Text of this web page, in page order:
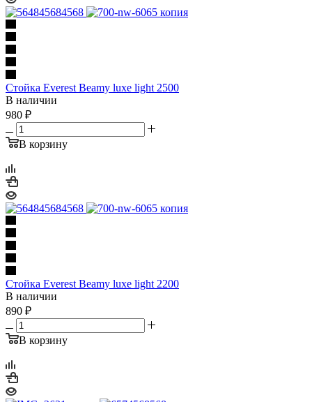
Стойка Everest Beamy luxe light 2500
В наличии
980 ₽
В корзину
Стойка Everest Beamy luxe light 2200
В наличии
890 ₽
В корзину